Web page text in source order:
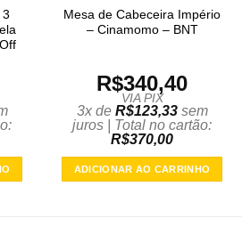
Mesa de Cabeceira Império
– Cinamomo – BNT
R$340,40
VIA PIX
3x de R$123,33sem
juros | Total no cartão:
R$370,00
ADICIONAR AO CARRINHO